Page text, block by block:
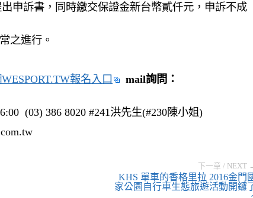
申訴書，同時繳交保證金新台幣貳仟元，申訴不成
之進行。
報名入口
mail詢問：
(03) 386 8020 #241洪先生(#230陳小姐)
下一章 / NEXT
KHS 單車的香格里拉 2016金門
家公園自行車生態旅遊活動開鑼